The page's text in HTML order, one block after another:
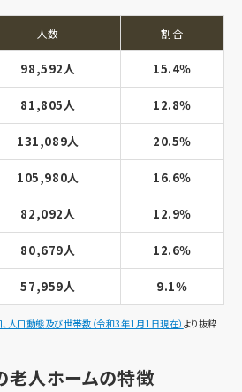
人数 割合
98,592人 15.4％
81,805人 12.8％
131,089人 20.5％
105,980人 16.6％
82,092人 12.9％
80,679人 12.6％
57,959人 9.1％
人口動態及び世帯数（令和3年1月1日現在） より抜粋
老人ホームの特徴